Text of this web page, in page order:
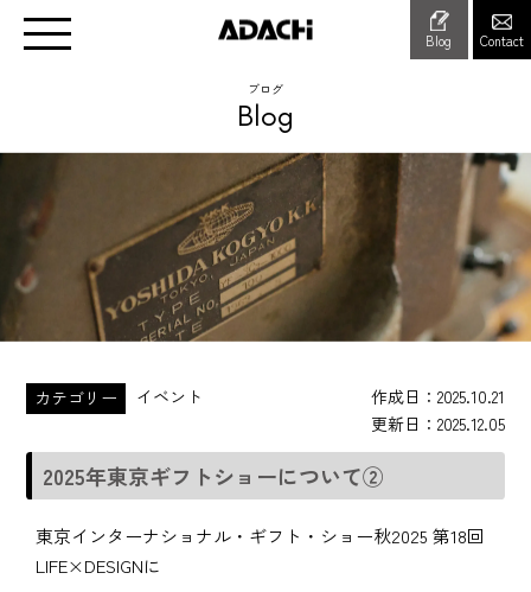
Blog Contact
ブログ
Blog
カテゴリー イベント 作成日
2025.10.21
更新日
2025.12.05
2025年東京ギフトショーについて②
東京インターナショナル・ギフト・ショー秋2025 第18回
LIFE×DESIGNに